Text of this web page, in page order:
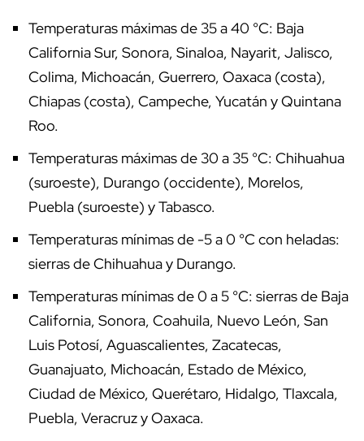
Temperaturas máximas de 35 a 40 °C: Baja
California Sur, Sonora, Sinaloa, Nayarit, Jalisco,
Colima, Michoacán, Guerrero, Oaxaca (costa),
Chiapas (costa), Campeche, Yucatán y Quintana
Roo.
Temperaturas máximas de 30 a 35 °C: Chihuahua
(suroeste), Durango (occidente), Morelos,
Puebla (suroeste) y Tabasco.
Temperaturas mínimas de -5 a 0 °C con heladas:
sierras de Chihuahua y Durango.
Temperaturas mínimas de 0 a 5 °C: sierras de Baja
California, Sonora, Coahuila, Nuevo León, San
Luis Potosí, Aguascalientes, Zacatecas,
Guanajuato, Michoacán, Estado de México,
Ciudad de México, Querétaro, Hidalgo, Tlaxcala,
Puebla, Veracruz y Oaxaca.